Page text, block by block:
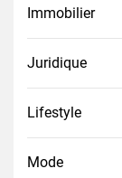
Immobilier
Juridique
Lifestyle
Mode